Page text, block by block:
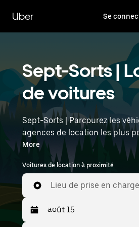
contenu
principal
Uber Se
Sept-Sorts |
de voitures
Sept-Sorts | Parcourez les
agences de location les plus
Uber Rent. Des voitures
de luxe en passant par les
des véhicules adaptés aux
aux groupes comptant jusqu'à
Saisissez l'heure et
exemple : Paris Charles de
trouver des voitures de
More
Voitures de location à proximité
Lieu de prise en charge